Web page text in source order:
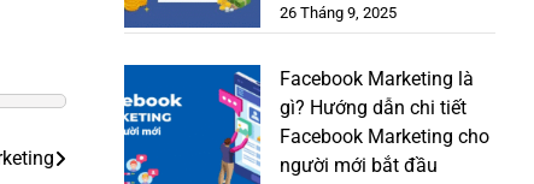
26 Tháng 9, 2025
Facebook Marketing là
gì? Hướng dẫn chi tiết
Facebook Marketing cho
người mới bắt đầu